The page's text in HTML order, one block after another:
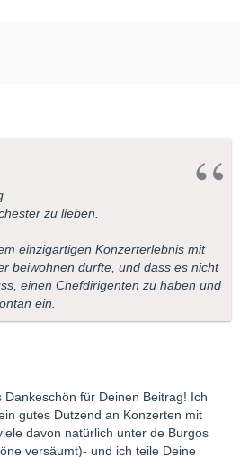
zu lieben.
einzigartigen Konzerterlebnis mit
beiwohnen durfte, und dass es nicht
einen Chefdirigenten zu haben und
ein.
für Deinen Beitrag! Ich
gutes Dutzend an Konzerten mit
davon natürlich unter de Burgos
versäumt)- und ich teile Deine